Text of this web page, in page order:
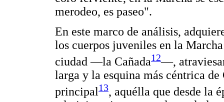
merodeo, es paseo".
En este marco de análisis,
los cuerpos juveniles en la
ciudad —la Cañada12—,
larga y la esquina más céntrica
principal13, aquélla que desde la